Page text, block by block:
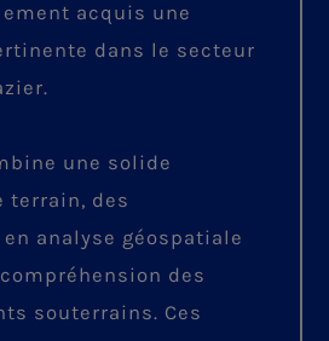
acquis une
dans le secteur
une solide
terrain, des
analyse géospatiale
des
souterrains. Ces